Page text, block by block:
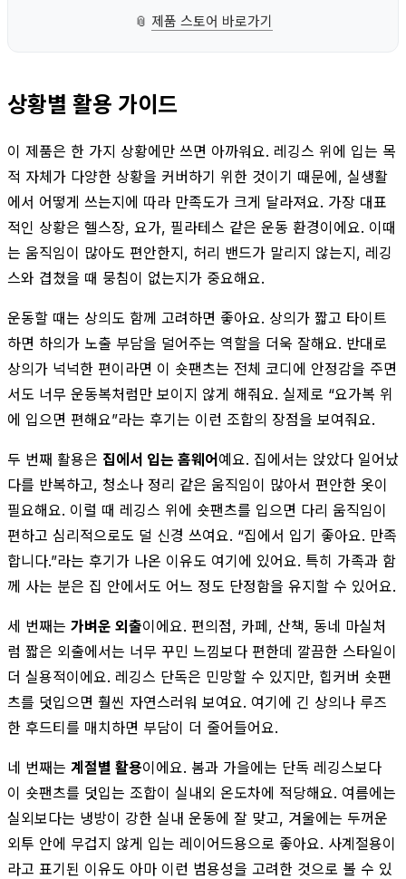
📎 제품 스토어 바로가기
상황별 활용 가이드
이 제품은 한 가지 상황에만 쓰면 아까워요. 레깅스 위에 입는 목
적 자체가 다양한 상황을 커버하기 위한 것이기 때문에, 실생활
에서 어떻게 쓰는지에 따라 만족도가 크게 달라져요. 가장 대표
적인 상황은 헬스장, 요가, 필라테스 같은 운동 환경이에요. 이때
는 움직임이 많아도 편안한지, 허리 밴드가 말리지 않는지, 레깅
스와 겹쳤을 때 뭉침이 없는지가 중요해요.
운동할 때는 상의도 함께 고려하면 좋아요. 상의가 짧고 타이트
하면 하의가 노출 부담을 덜어주는 역할을 더욱 잘해요. 반대로
상의가 넉넉한 편이라면 이 숏팬츠는 전체 코디에 안정감을 주면
서도 너무 운동복처럼만 보이지 않게 해줘요. 실제로 “요가복 위
에 입으면 편해요”라는 후기는 이런 조합의 장점을 보여줘요.
두 번째 활용은 집에서 입는 홈웨어예요. 집에서는 앉았다 일어났
다를 반복하고, 청소나 정리 같은 움직임이 많아서 편안한 옷이
필요해요. 이럴 때 레깅스 위에 숏팬츠를 입으면 다리 움직임이
편하고 심리적으로도 덜 신경 쓰여요. “집에서 입기 좋아요. 만족
합니다.”라는 후기가 나온 이유도 여기에 있어요. 특히 가족과 함
께 사는 분은 집 안에서도 어느 정도 단정함을 유지할 수 있어요.
세 번째는 가벼운 외출이에요. 편의점, 카페, 산책, 동네 마실처
럼 짧은 외출에서는 너무 꾸민 느낌보다 편한데 깔끔한 스타일이
더 실용적이에요. 레깅스 단독은 민망할 수 있지만, 힙커버 숏팬
츠를 덧입으면 훨씬 자연스러워 보여요. 여기에 긴 상의나 루즈
한 후드티를 매치하면 부담이 더 줄어들어요.
네 번째는 계절별 활용이에요. 봄과 가을에는 단독 레깅스보다
이 숏팬츠를 덧입는 조합이 실내외 온도차에 적당해요. 여름에는
실외보다는 냉방이 강한 실내 운동에 잘 맞고, 겨울에는 두꺼운
외투 안에 무겁지 않게 입는 레이어드용으로 좋아요. 사계절용이
라고 표기된 이유도 아마 이런 범용성을 고려한 것으로 볼 수 있